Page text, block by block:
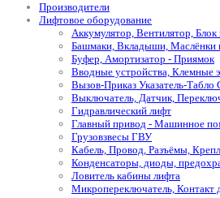
Производители
Лифтовое оборудование
Аккумулятор, Вентилятор,
Башмаки, Вкладыши, Маслёнки
Буфер, Амортизатор - Приямок
Вводные устройства, Клемные
Вызов-Приказ Указатель-Табло
Выключатель, Датчик,
Гидравлический лифт
Главный привод - Машинное
Грузовзвесы ГВУ
Кабель, Провод, Разъёмы,
Конденсаторы, диоды,
Ловитель кабины лифта
Микропереключатель, Контакт